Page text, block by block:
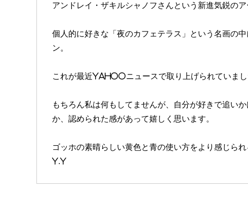
アンドレイ・ザキルシャノフさんという新進気鋭のア
個人的に好きな「夜のカフェテラス」という名画の
ン。
これが最近Yahooニュースで取り上げられていまし
もちろん私は何もしてませんが、自分が好きで追い
か、認められた感があって嬉しく思います。
ゴッホの素晴らしい黄色と青の使い方をより感じら
y.y